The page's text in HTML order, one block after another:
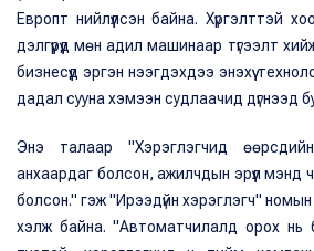
Европт нийлүүлсэн байна. Хүргэлттэй
дэлгүүрүүд мөн адил машинаар түгээлт
бизнесүүд эргэн нээгдэхдээ энэхүү
дадал сууна хэмээн судлаачид дүгнээд
Энэ талаар "Хэрэглэгчид
анхаардаг болсон, ажилчдын эрүүл
болсон." гэж "Ирээдүйн хэрэглэгч"
хэлж байна. "Автоматчилалд орох нь